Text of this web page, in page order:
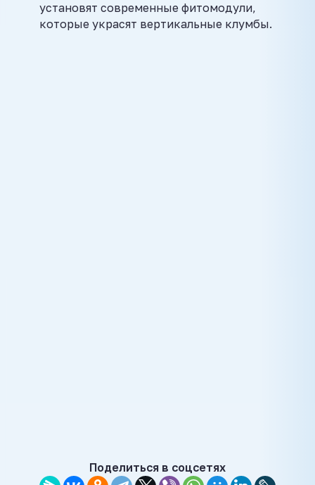
установят современные фитомодули,
которые украсят вертикальные клумбы.
Поделиться в соцсетях